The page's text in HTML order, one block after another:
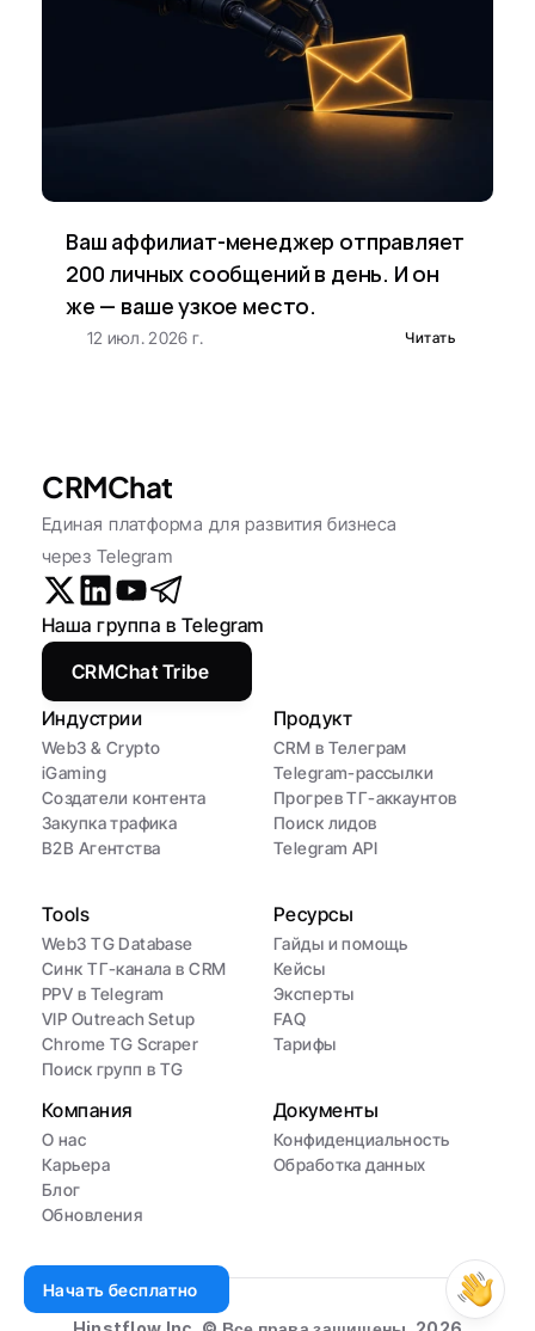
Ваш аффилиат-менеджер отправляет
200 личных сообщений в день. И он
же — ваше узкое место.
12 июл. 2026 г. Читать
CRMChat
Единая платформа для развития бизнеса
через Telegram
Индустрии
Web3 & Crypto
iGaming
Создатели контента
Закупка трафика
B2B Агентства
Продукт
CRM в Телеграм
Telegram-рассылки
Прогрев ТГ-аккаунтов
Поиск лидов
Telegram API
Tools
Web3 TG Database
Синк ТГ-канала в CRM
PPV в Telegram
VIP Outreach Setup
Chrome TG Scraper
Поиск групп в TG
Ресурсы
Гайды и помощь
Кейсы
Эксперты
FAQ
Тарифы
Компания
О нас
Карьера
Блог
Обновления
Документы
Конфиденциальность
Обработка данных
Наша группа в Telegram
CRMChat Tribe
Начать бесплатно